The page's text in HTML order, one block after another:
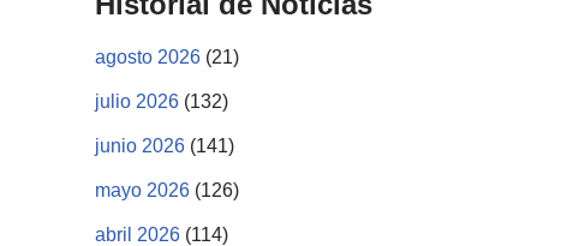
agosto 2026 (21)
julio 2026 (132)
junio 2026 (141)
mayo 2026 (126)
abril 2026 (114)